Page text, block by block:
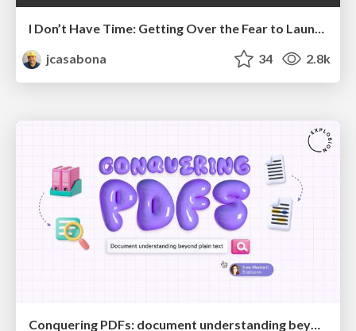
I Don’t Have Time: Getting Over the Fear to Launch Your Podcast
jcasabona
34 2.8k